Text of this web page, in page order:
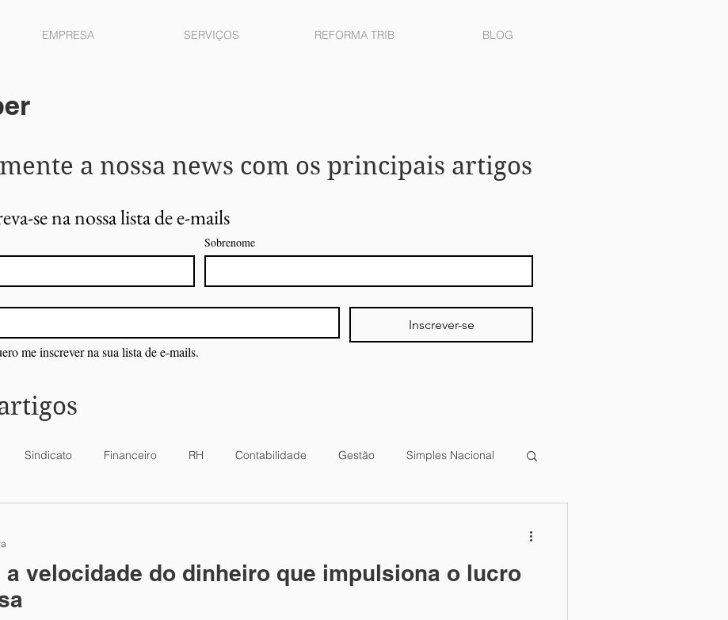
EMPRESA SERVIÇOS REFORMA TRIB BLOG
a nossa news com os principais artigos
se na nossa lista de e-mails
Sobrenome
Inscrever-se
me inscrever na sua lista de e-mails.
Sindicato Financeiro RH Contabilidade Gestão Simples Nacional
Ganhos de Capital ICMS Lucro presumido Rendimentos Governança
velocidade do dinheiro que impulsiona o lucro